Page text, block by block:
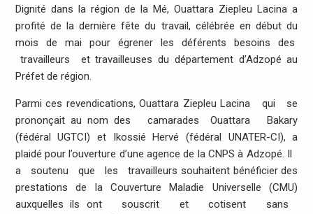
Dignité dans la région de la Mé, Ouattara Ziepleu Lacina a
profité de la dernière fête du travail, célébrée en début du
mois de mai pour égrener les déférents besoins des
travailleurs et travailleuses du département d’Adzopé au
Préfet de région.
Parmi ces revendications, Ouattara Ziepleu Lacina qui se
prononçait au nom des camarades Ouattara Bakary
(fédéral UGTCI) et Ikossié Hervé (fédéral UNATER-CI), a
plaidé pour l’ouverture d’une agence de la CNPS à Adzopé. Il
a soutenu que les travailleurs souhaitent bénéficier des
prestations de la Couverture Maladie Universelle (CMU)
auxquelles ils ont souscrit et cotisent sans